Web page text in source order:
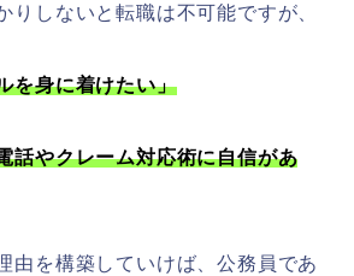
りしないと転職は不可能ですが、
を身に着けたい」
話やクレーム対応術に自信があ
由を構築していけば、公務員であ